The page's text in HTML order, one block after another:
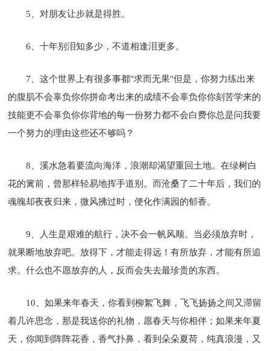
5、对朋友让步就是得胜。
6、十年别泪知多少，不道相逢泪更多。
7、这个世界上有很多事都"求而无果"但是，你努力练出来
的腹肌不会辜负你你拼命考出来的成绩不会辜负你你刻苦学来的
技能更不会辜负你你背地的每一份努力都不会白费你总是问我要
一个努力的理由这些还不够吗？
8、溪水急着要流向海洋，浪潮却渴望重回土地。在绿树白
花的篱前，曾那样轻易地挥手道别。而沧桑了二十年后，我们的
魂魄却夜夜归来，微风拂过时，便化作满园的郁香。
9、人生是艰难的航行，决不会一帆风顺。当必须放弃时，
就果断地放弃吧。放得下，才能走得远！有所放弃，才能有所追
求。什么也不愿放弃的人，反而会失去最珍贵的东西。
10、如果来年春天，你看到柳絮飞舞，飞飞扬扬之间又滞留
着几许思念，那是我送你的礼物，愿春天与你相伴；如果来年夏
天，你闻到阵阵花香，香气扑鼻，看到朵朵夏荷，纯真浪漫，又